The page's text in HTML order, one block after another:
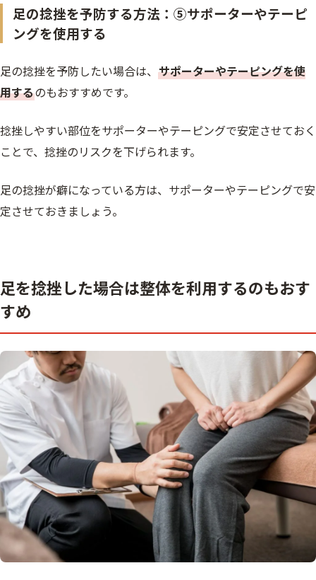
足の捻挫を予防する方法：⑤サポーターやテーピ
ングを使用する
足の捻挫を予防したい場合は、 サポーターやテーピングを使
用するのもおすすめです。
捻挫しやすい部位をサポーターやテーピングで安定させておく
ことで、捻挫のリスクを下げられます。
足の捻挫が癖になっている方は、サポーターやテーピングで安
定させておきましょう。
足を捻挫した場合は整体を利用するのもおす
すめ